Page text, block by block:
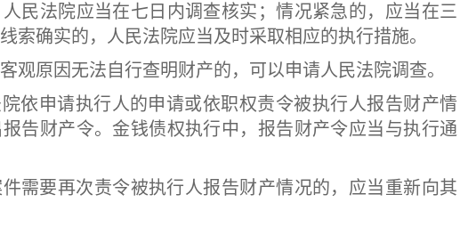
民法院应当在七日内调查核实；情况紧急的，应当在三
索确实的，人民法院应当及时采取相应的执行措施。
原因无法自行查明财产的，可以申请人民法院调查。
依申请执行人的申请或依职权责令被执行人报告财产情
告财产令。金钱债权执行中，报告财产令应当与执行通
要再次责令被执行人报告财产情况的，应当重新向其